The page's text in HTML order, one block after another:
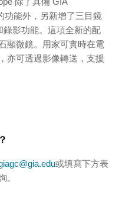
功能外，另新增了三目鏡
影功能。這項全新的配
顯微鏡。用家可實時在電
亦可透過影像轉送，支援
或填寫下方表
。